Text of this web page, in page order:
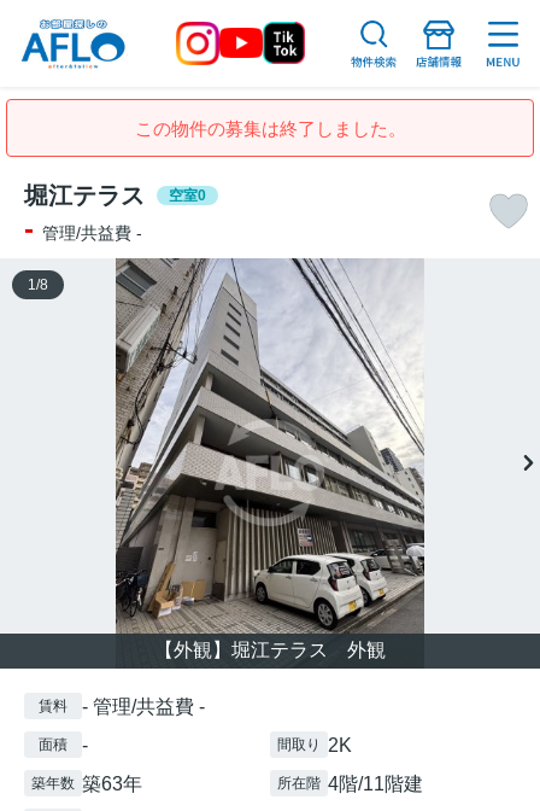
この物件の募集は終了しました。
堀江テラス 空室0
- 管理/共益費 -
【外観】堀江テラス 外観
1 /8
賃料 - 管理/共益費 -
面積 - 間取り 2K
築年数 築63年 所在階 4階/11階建